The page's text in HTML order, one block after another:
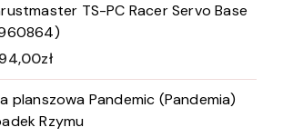
TS-PC Racer Servo Base
zł
planszowa Pandemic (Pandemia)
Rzymu